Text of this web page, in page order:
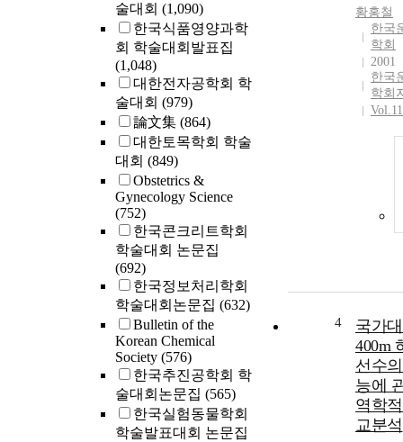
술대회 (1,090)
한국식품영양과학
회 학술대회발표집
(1,048)
대한전자공학회 학
술대회 (979)
論文集 (864)
대한토목학회 학술
대회 (849)
Obstetrics &
Gynecology Science
(752)
한국콘크리트학회
학술대회 논문집
(692)
한국정보처리학회
학술대회논문집 (632)
Bulletin of the
Korean Chemical
Society (576)
한국추진공학회 학
술대회논문집 (565)
한국실험동물학회
학술발표대회 논문집
황홍철
한국
학회
2001
한국
학회
4
국가
400m
선수
능에
역학
교분석